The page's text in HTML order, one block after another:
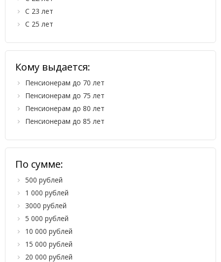
С 23 лет
С 25 лет
Кому выдается:
Пенсионерам до 70 лет
Пенсионерам до 75 лет
Пенсионерам до 80 лет
Пенсионерам до 85 лет
По сумме:
500 рублей
1 000 рублей
3000 рублей
5 000 рублей
10 000 рублей
15 000 рублей
20 000 рублей